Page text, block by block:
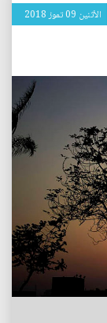
الأثنين 09 تموز 2018